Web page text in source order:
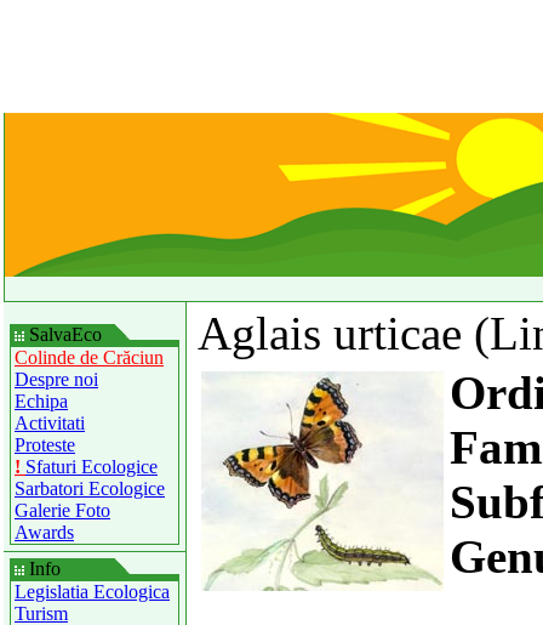
SalvaEco
Colinde de Crăciun
Despre noi
Echipa
Activitati
Proteste
! Sfaturi Ecologice
Sarbatori Ecologice
Galerie Foto
Awards
Info
Legislatia Ecologica
Turism
Aglais urticae